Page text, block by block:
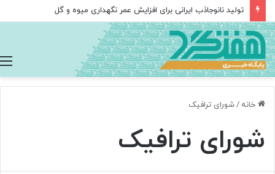
تولید نانوجاذب ایرانی برای افزایش عمر نگهداری میوه و گل
خانه /شورای ترافیک
شورای ترافیک